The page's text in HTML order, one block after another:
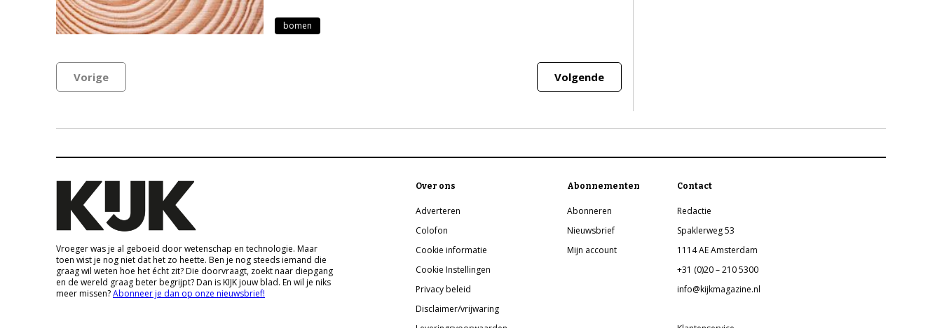
bomen
Vorige Volgende
Vroeger was je al geboeid door wetenschap en technologie. Maar
toen wist je nog niet dat het zo heette. Ben je nog steeds iemand die
graag wil weten hoe het écht zit? Die doorvraagt, zoekt naar diepgang
en de wereld graag beter begrijpt? Dan is KIJK jouw blad. En wil je niks
meer missen?Abonneer je dan op onze nieuwsbrief!
Over ons
Adverteren
Colofon
Cookie informatie
Cookie Instellingen
Privacy beleid
Disclaimer/vrijwaring
Abonnementen
Abonneren
Nieuwsbrief
Mijn account
Contact
Redactie
Spaklerweg 53
1114 AE Amsterdam
+31 (0)20 – 210 5300
info@kijkmagazine.nl